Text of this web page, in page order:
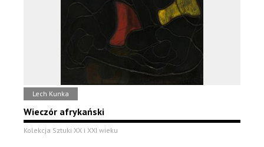
Lech Kunka
Wieczór afrykański
Kolekcja Sztuki XX i XXI wieku